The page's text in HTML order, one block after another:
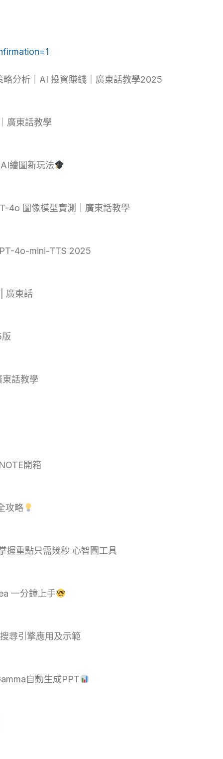
分析｜AI 投資賺錢｜廣東話教學2025
廣東話教學
繪圖新玩法
4o 圖像模型實測｜廣東話教學
4o-mini-TTS 2025
廣東話
話教學
開箱
攻略
握重點只需幾秒 心智圖工具
一分鐘上手
尋引擎應用及示範
自動生成PPT